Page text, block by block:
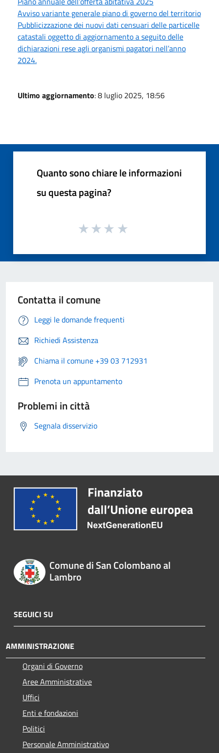
Avviso variante generale piano di governo del territorio
Pubblicizzazione dei nuovi dati censuari delle particelle
catastali oggetto di aggiornamento a seguito delle
dichiarazioni rese agli organismi pagatori nell’anno
2024.
Ultimo aggiornamento: 8 luglio 2025, 18:56
Quanto sono chiare le informazioni
su questa pagina?
Contatta il comune
Leggi le domande frequenti
Richiedi Assistenza
Chiama il comune +39 03 712931
Prenota un appuntamento
Problemi in città
Segnala disservizio
Comune di San Colombano al
Lambro
SEGUICI SU
AMMINISTRAZIONE
Organi di Governo
Aree Amministrative
Uffici
Enti e fondazioni
Politici
Personale Amministrativo